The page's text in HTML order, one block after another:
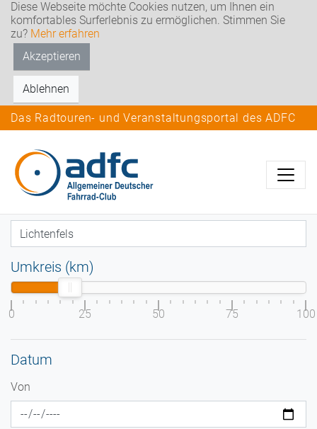
Diese Webseite möchte Cookies nutzen, um Ihnen ein
komfortables Surferlebnis zu ermöglichen. Stimmen Sie
zu? Mehr erfahren
Akzeptieren
Ablehnen
Das Radtouren- und Veranstaltungsportal des ADFC
Umkreis (km)
0 25 50 75 100
Datum
Von